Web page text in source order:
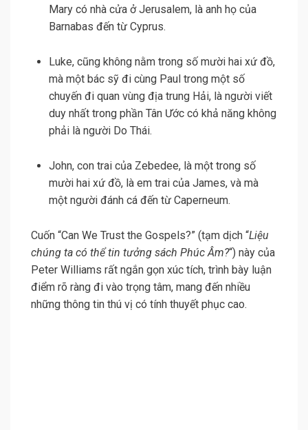
Mary có nhà cửa ở Jerusalem, là anh họ của
Barnabas đến từ Cyprus.
Luke, cũng không nằm trong số mười hai xứ đồ,
mà một bác sỹ đi cùng Paul trong một số
chuyến đi quan vùng địa trung Hải, là người viết
duy nhất trong phần Tân Ước có khả năng không
phải là người Do Thái.
John, con trai của Zebedee, là một trong số
mười hai xứ đồ, là em trai của James, và mà
một người đánh cá đến từ Caperneum.
Cuốn “Can We Trust the Gospels?” (tạm dịch “Liệu
chúng ta có thể tin tưởng sách Phúc Âm?“) này của
Peter Williams rất ngắn gọn xúc tích, trình bày luận
điểm rõ ràng đi vào trọng tâm, mang đến nhiều
những thông tin thú vị có tính thuyết phục cao.